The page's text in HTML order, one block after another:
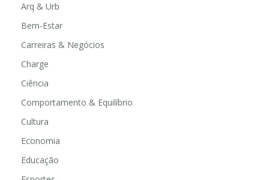
Arq & Urb
Bem-Estar
Carreiras & Negócios
Charge
Ciência
Comportamento & Equilíbrio
Cultura
Economia
Educação